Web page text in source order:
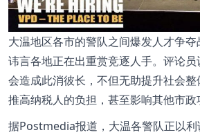
大温地区各市的警队之间爆发人才争
讳言各地正在出重赏竞逐人手。评论
会造成此消彼长，不但无助提升社会
推高纳税人的负担，甚至影响其他市政
据Postmedia报道，大温各警队正以